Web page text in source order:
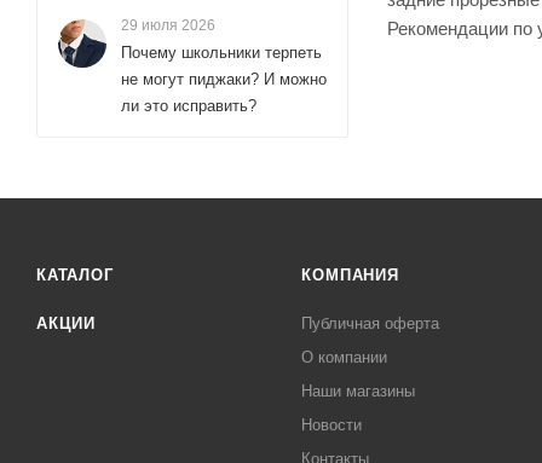
Рекомендации по
29 июля 2026
Почему школьники терпеть
не могут пиджаки? И можно
ли это исправить?
КАТАЛОГ
АКЦИИ
КОМПАНИЯ
Публичная оферта
О компании
Наши магазины
Новости
Контакты